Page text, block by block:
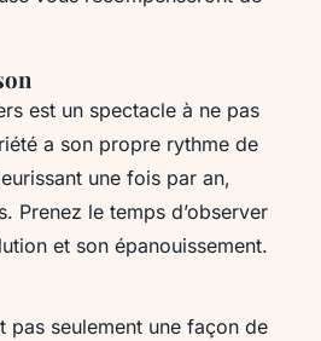
est un spectacle à ne pas
a son propre rythme de
une fois par an,
Prenez le temps d’observer
et son épanouissement.
pas seulement une façon de